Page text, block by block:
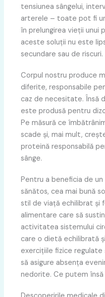
tensiunea sângelui,
arterele – toate pot fi
în prelungirea vieții unui
aceste soluții nu este
secundare sau de riscuri.
Corpul nostru produce
diferite, responsabile
caz de necesitate. Însă
este produsă pentru
Pe măsură ce
scade și, mai mult,
proteină responsabilă
sânge.
Pentru a beneficia de
sănătos, cea mai bună
stil de viață echilibrat și
alimentare care să
activitatea sistemului
care o dietă echilibrată
exercițiile fizice
să asigure absența
nedorite. Ce putem însă